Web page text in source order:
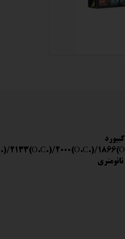
کیس اداری
اکسسوری
چاپگر